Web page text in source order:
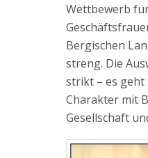
Wettbewerb
Bergischen
streng. Die
strikt – es geht
Charakter mit
Gesellschaft